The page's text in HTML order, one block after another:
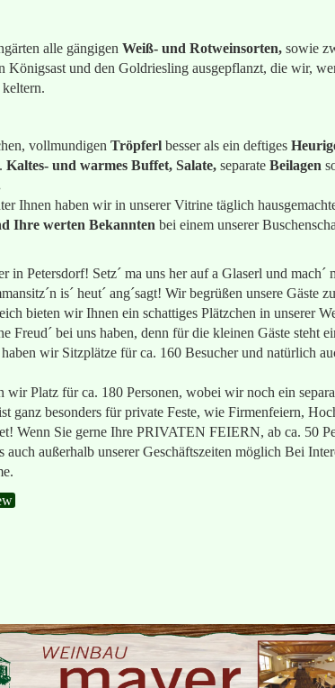
alle gängigen Weiß- und Rotweinsorten, sowie
Königsast und den Goldriesling ausgepflanzt, die wir,
vollmundigen Tröpferl besser als ein deftiges
Kaltes- und warmes Buffet, Salate, separate Beilagen
Ihnen haben wir in unserer Vitrine täglich
Ihre werten Bekannten bei einem unserer
in Petersdorf! Setz´ ma uns her auf a Glaserl und mach´
is´ heut´ ang´sagt! Wir begrüßen unsere Gäste
bieten wir Ihnen ein schattiges Plätzchen in unserer
Freud´ bei uns haben, denn für die kleinen Gäste steht
wir Sitzplätze für ca. 160 Besucher und natürlich
wir Platz für ca. 180 Personen, wobei wir noch ein
ganz besonders für private Feste, wie Firmenfeiern,
Wenn Sie gerne Ihre PRIVATEN FEIERN, ab ca. 50
auch außerhalb unserer Geschäftszeiten möglich Bei